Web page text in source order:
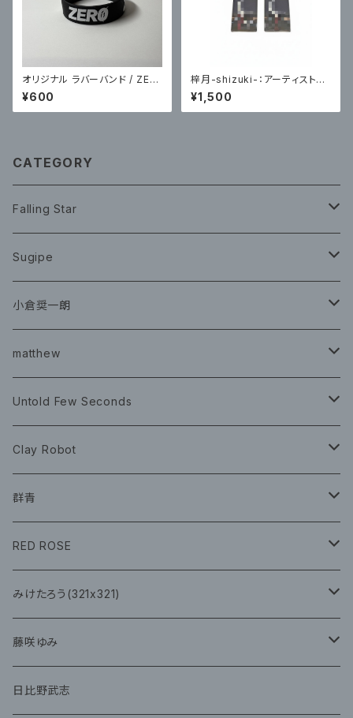
オリジナル ラバーバンド / ZER
O
¥600
梓月-shizuki-：アーティスト写
真トレーディングカード(HP編)
各４種ランダム１枚
¥1,500
CATEGORY
Falling Star
CD
グッズ
チェキ ブロマイド
イベント
ツアーグッズ
Sugipe
チケット
CD
グッズ
小倉奨一朗
イベント
グッズ
CD
matthew
Book
CD
Untold Few Seconds
グッズ
CD
Clay Robot
グッズ
CD
チェキ
群青
イベント
CD
グッズ
RED ROSE
CD
みけたろう(321x321)
CD
グッズ
藤咲ゆみ
CD
日比野武志